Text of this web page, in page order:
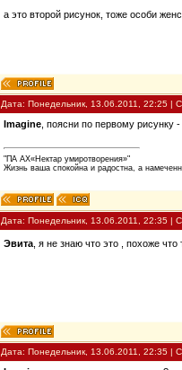
а это второй рисунок, тоже особи
Дата: Понедельник, 13.06.2011, 22:25 |
Imagine , поясни по первому рисунку
"ПА АХ«Нектар умиротворения»"
Жизнь ваша спокойна и радостна, а
Дата: Понедельник, 13.06.2011, 22:35 |
Эвита , я не знаю что это , похоже что
Дата: Понедельник, 13.06.2011, 22:35 |